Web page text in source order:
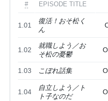
# EPISODE TITLE
1.01
復活！おそ松く
ん
1.02
就職しよう／お
そ松の憂鬱
1.03 こぼれ話集
1.04
自立しよう／ト
ト子なのだ